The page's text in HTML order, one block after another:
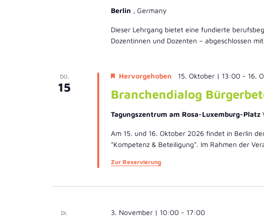
Berlin , Germany
Dieser Lehrgang bietet eine fundierte
Dozentinnen und Dozenten – abgeschlossen
DO.
15 Branchendialog
Hervorgehoben 15. Oktober | 13:00- 16.
Tagungszentrum am Rosa-Luxemburg-Platz
Am 15. und 16. Oktober 2026 findet in Berlin
"Kompetenz & Beteiligung". Im Rahmen der
Zur Reservierung
DI. 3. November | 10:00- 17:00